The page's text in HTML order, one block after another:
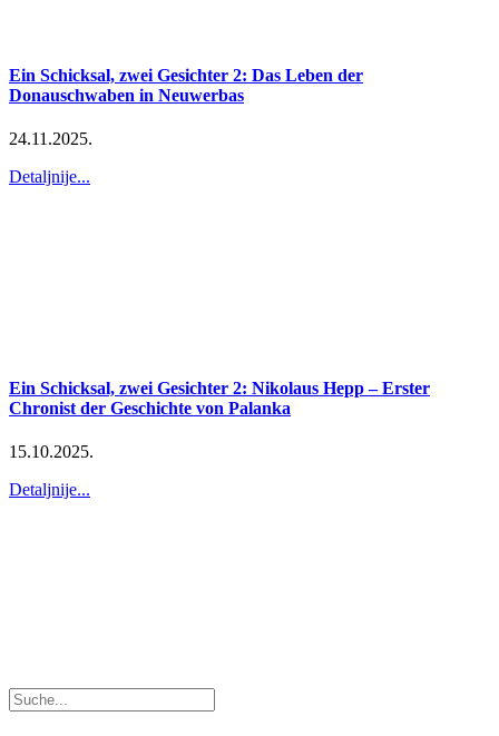
Ein Schicksal, zwei Gesichter 2: Das Leben der
Donauschwaben in Neuwerbas
24.11.2025.
Detaljnije...
Ein Schicksal, zwei Gesichter 2: Nikolaus Hepp – Erster
Chronist der Geschichte von Palanka
15.10.2025.
Detaljnije...